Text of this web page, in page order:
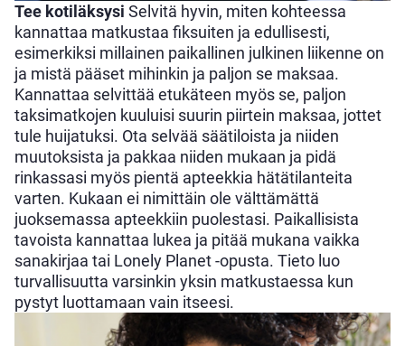
Tee kotiläksysi Selvitä hyvin, miten kohteessa
kannattaa matkustaa fiksuiten ja edullisesti,
esimerkiksi millainen paikallinen julkinen liikenne on
ja mistä pääset mihinkin ja paljon se maksaa.
Kannattaa selvittää etukäteen myös se, paljon
taksimatkojen kuuluisi suurin piirtein maksaa, jottet
tule huijatuksi. Ota selvää säätiloista ja niiden
muutoksista ja pakkaa niiden mukaan ja pidä
rinkassasi myös pientä apteekkia hätätilanteita
varten. Kukaan ei nimittäin ole välttämättä
juoksemassa apteekkiin puolestasi. Paikallisista
tavoista kannattaa lukea ja pitää mukana vaikka
sanakirjaa tai Lonely Planet -opusta. Tieto luo
turvallisuutta varsinkin yksin matkustaessa kun
pystyt luottamaan vain itseesi.